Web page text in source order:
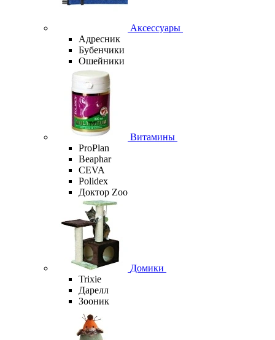
Аксессуары
Адресник
Бубенчики
Ошейники
Витамины
ProPlan
Beaphar
CEVA
Polidex
Доктор Zoo
Домики
Trixie
Дарелл
Зооник